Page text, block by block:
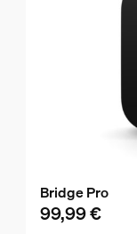
Bridge Pro
99,99 €